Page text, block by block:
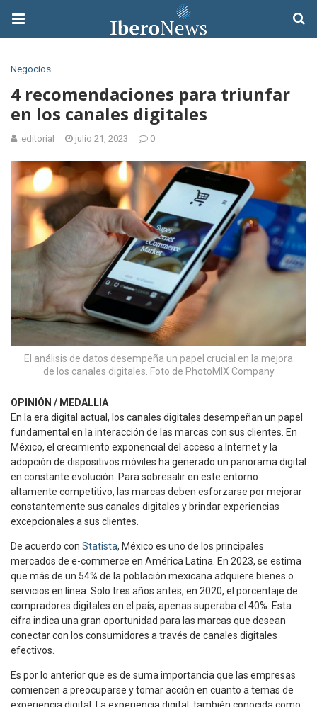
Negocios
4 recomendaciones para triunfar
en los canales digitales
editorial julio 21, 2023 0
El análisis de datos desempeña un papel crucial en la mejora
de los canales digitales. Foto de PhotoMIX Company
OPINIÓN / MEDALLIA
En la era digital actual, los canales digitales desempeñan un papel
fundamental en la interacción de las marcas con sus clientes. En
México, el crecimiento exponencial del acceso a Internet y la
adopción de dispositivos móviles ha generado un panorama digital
en constante evolución. Para sobresalir en este entorno
altamente competitivo, las marcas deben esforzarse por mejorar
constantemente sus canales digitales y brindar experiencias
excepcionales a sus clientes.
De acuerdo con Statista, México es uno de los principales
mercados de e-commerce en América Latina. En 2023, se estima
que más de un 54% de la población mexicana adquiere bienes o
servicios en línea. Solo tres años antes, en 2020, el porcentaje de
compradores digitales en el país, apenas superaba el 40%. Esta
cifra indica una gran oportunidad para las marcas que desean
conectar con los consumidores a través de canales digitales
efectivos.
Es por lo anterior que es de suma importancia que las empresas
comiencen a preocuparse y tomar acción en cuanto a temas de